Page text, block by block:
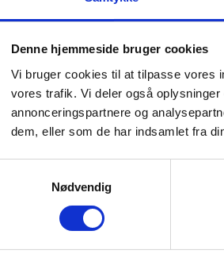
Denne hjemmeside bruger cookies
Vi bruger cookies til at tilpasse vores
vores trafik. Vi deler også
annonceringspartnere og
dem, eller som de har indsamlet fra
Nødvendig